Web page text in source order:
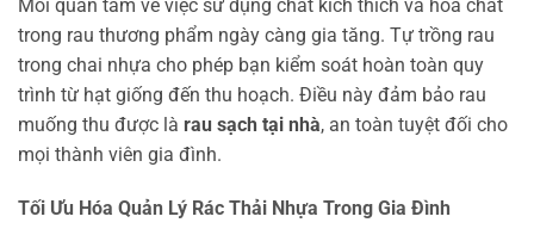
Mối quan tâm về việc sử dụng chất kích thích và hóa chất
trong rau thương phẩm ngày càng gia tăng. Tự trồng rau
trong chai nhựa cho phép bạn kiểm soát hoàn toàn quy
trình từ hạt giống đến thu hoạch. Điều này đảm bảo rau
muống thu được là rau sạch tại nhà, an toàn tuyệt đối cho
mọi thành viên gia đình.
Tối Ưu Hóa Quản Lý Rác Thải Nhựa Trong Gia Đình